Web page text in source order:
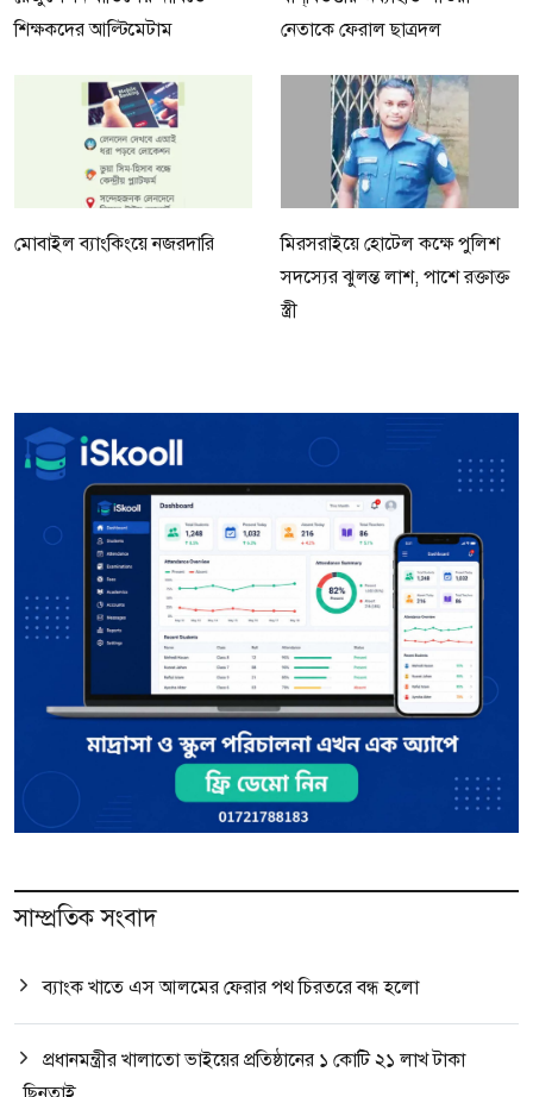
শিক্ষকদের আল্টিমেটাম
নেতাকে ফেরাল ছাত্রদল
মোবাইল ব্যাংকিংয়ে নজরদারি
মিরসরাইয়ে হোটেল কক্ষে পুলিশ
সদস্যের ঝুলন্ত লাশ, পাশে রক্তাক্ত
স্ত্রী
সাম্প্রতিক সংবাদ
ব্যাংক খাতে এস আলমের ফেরার পথ চিরতরে বন্ধ হলো
প্রধানমন্ত্রীর খালাতো ভাইয়ের প্রতিষ্ঠানের ১ কোটি ২১ লাখ টাকা